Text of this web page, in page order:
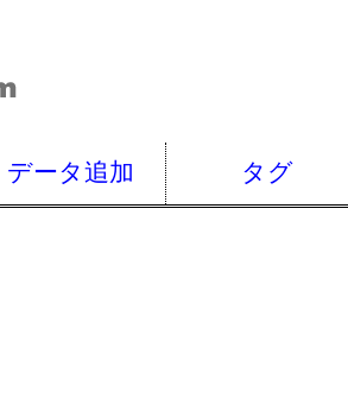
データ追加 タグ